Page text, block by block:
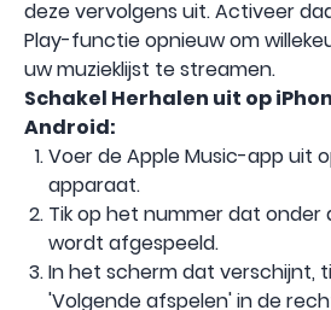
deze vervolgens uit. Activeer
Play-functie opnieuw om
uw muzieklijst te streamen.
Schakel Herhalen uit op
Android:
Voer de Apple Music-app uit
apparaat.
Tik op het nummer dat
wordt afgespeeld.
In het scherm dat verschijnt,
'Volgende afspelen' in de